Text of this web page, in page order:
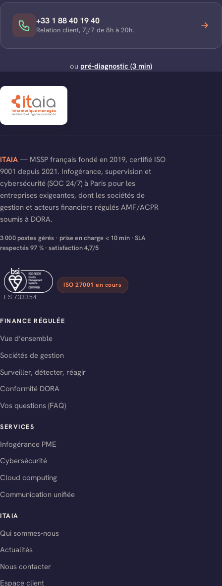
+33 1 88 40 19 40
Relation client, 7j/7 de 8h à 20h.
ou pré-diagnostic (3 min)
ITAIA — MSSP français fondé en 2019, certifié ISO
9001 depuis 2021. Infogérance, supervision et
cybersécurité (SOC 24/7) à Paris pour les
entreprises exigeantes, dont les sociétés de
gestion et acteurs financiers régulés AMF/ACPR
soumis à DORA.
3 000 postes gérés · prise en charge < 10 min · SLA
respectés 97 % · satisfaction 4,7/5
FS 733354
ISO 27001 en cours
FINANCE RÉGULÉE
Vue d’ensemble
Sociétés de gestion
Surveiller, détecter, réagir
Conformité DORA
Vos questions (FAQ)
SERVICES
Infogérance PME
Cybersécurité
Cloud computing
Communication unifiée
ITAIA
Qui sommes-nous
Actualités
Nous contacter
Espace client